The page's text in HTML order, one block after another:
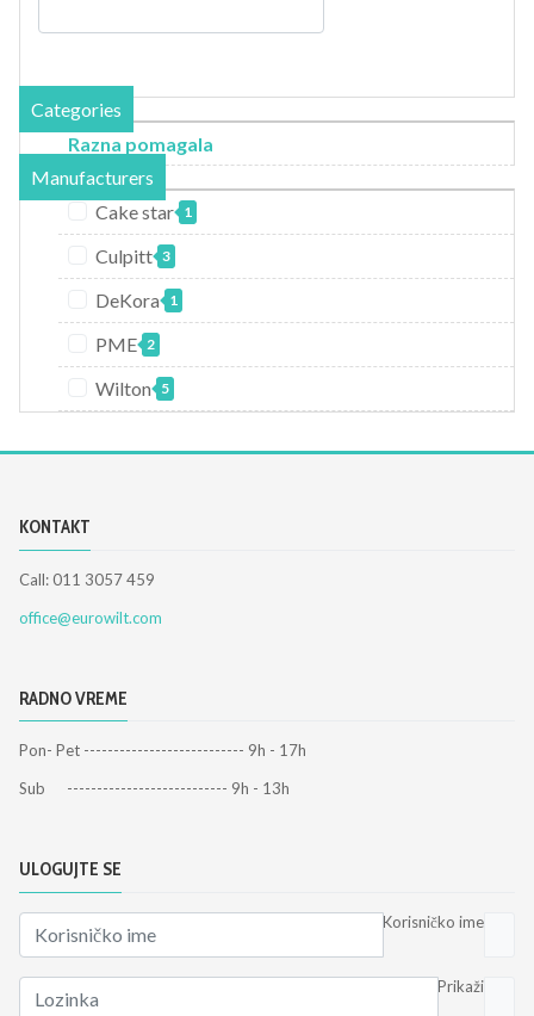
Categories
Razna pomagala
Manufacturers
Cake star 1
Culpitt 3
DeKora 1
PME 2
Wilton 5
KONTAKT
Call: 011 3057 459
office@eurowilt.com
RADNO VREME
Pon- Pet --------------------------- 9h - 17h
Sub --------------------------- 9h - 13h
ULOGUJTE SE
Korisničko ime
Prikaži